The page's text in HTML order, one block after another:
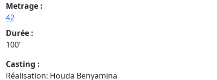
Metrage :
42
Durée :
100'
Casting :
Réalisation: Houda Benyamina